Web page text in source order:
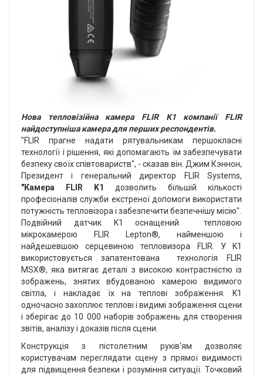
Нова тепловізійна камера FLIR K1 компанії FLIR
найдоступніша камера для перших респондентів.
"FLIR прагне надати рятувальникам першокласні
технології і рішення, які допомагають їм забезпечувати
безпеку своїх співтовариств", - сказав він. Джим Кэннон,
Президент і генеральний директор FLIR Systems,
"Камера FLIR K1
дозволить більшій кількості
професіоналів служби екстреної допомоги використати
потужність тепловізора і забезпечити безпечнішу місію".
Подвійний датчик K1 оснащений тепловою
мікрокамерою FLIR Lepton®, найменшою і
найдешевшою серцевиною тепловизора FLIR. У K1
використовується запатентована технологія FLIR
MSX®, яка витягає деталі з високою контрастністю із
зображень, знятих вбудованою камерою видимого
світла, і накладає їх на теплові зображення. K1
одночасно захоплює теплові і видимі зображення сцени
і зберігає до 10 000 наборів зображень для створення
звітів, аналізу і доказів після сцени.
Конструкція з пістолетним руків'ям дозволяє
користувачам переглядати сцену з прямої видимості
для підвищення безпеки і розуміння ситуації. Точковий